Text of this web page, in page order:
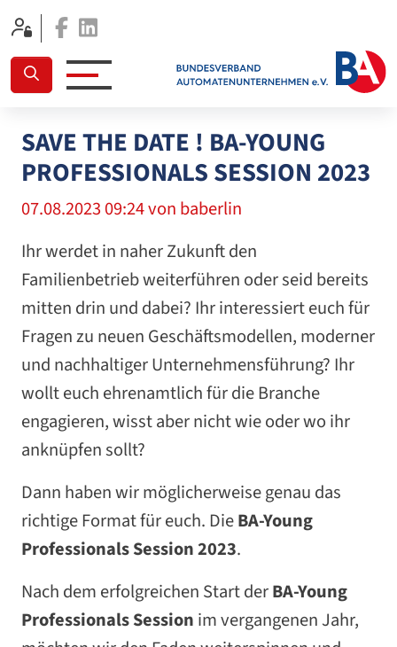
Facebook
SAVE THE DATE ! BA-YOUNG
PROFESSIONALS SESSION 2023
07.08.2023 09:24von baberlin
Ihr werdet in naher Zukunft den
Familienbetrieb weiterführen oder seid bereits
mitten drin und dabei? Ihr interessiert euch für
Fragen zu neuen Geschäftsmodellen, moderner
und nachhaltiger Unternehmensführung? Ihr
wollt euch ehrenamtlich für die Branche
engagieren, wisst aber nicht wie oder wo ihr
anknüpfen sollt?
Dann haben wir möglicherweise genau das
richtige Format für euch. DieBA-Young
Professionals Session2023.
Nach dem erfolgreichen Start derBA-Young
Professionals Session im vergangenen Jahr,